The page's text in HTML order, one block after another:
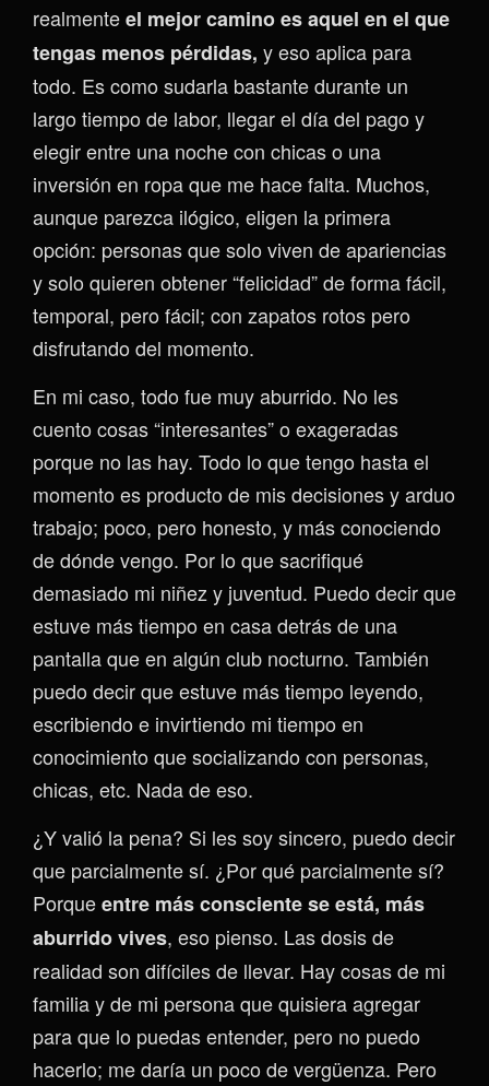
realmenteel mejor camino es aquel en el que
tengas menos pérdidas, y eso aplica para
todo. Es como sudarla bastante durante un
largo tiempo de labor, llegar el día del pago y
elegir entre una noche con chicas o una
inversión en ropa que me hace falta. Muchos,
aunque parezca ilógico, eligen la primera
opción: personas que solo viven de apariencias
y solo quieren obtener “felicidad” de forma fácil,
temporal, pero fácil; con zapatos rotos pero
disfrutando del momento.
En mi caso, todo fue muy aburrido. No les
cuento cosas “interesantes” o exageradas
porque no las hay. Todo lo que tengo hasta el
momento es producto de mis decisiones y arduo
trabajo; poco, pero honesto, y más conociendo
de dónde vengo. Por lo que sacrifiqué
demasiado mi niñez y juventud. Puedo decir que
estuve más tiempo en casa detrás de una
pantalla que en algún club nocturno. También
puedo decir que estuve más tiempo leyendo,
escribiendo e invirtiendo mi tiempo en
conocimiento que socializando con personas,
chicas, etc. Nada de eso.
¿Y valió la pena? Si les soy sincero, puedo decir
que parcialmente sí. ¿Por qué parcialmente sí?
Porqueentre más consciente se está, más
aburrido vives, eso pienso. Las dosis de
realidad son difíciles de llevar. Hay cosas de mi
familia y de mi persona que quisiera agregar
para que lo puedas entender, pero no puedo
hacerlo; me daría un poco de vergüenza. Pero